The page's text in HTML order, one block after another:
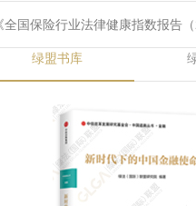
《全国保险行业法律健康指数报告
绿盟书库